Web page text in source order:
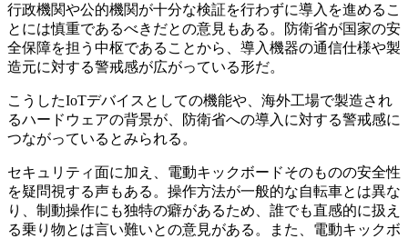
行政機関や公的機関が十分な検証を行わずに導入を進めるこ
とには慎重であるべきだとの意見もある。防衛省が国家の安
全保障を担う中枢であることから、導入機器の通信仕様や製
造元に対する警戒感が広がっている形だ。
こうしたIoTデバイスとしての機能や、海外工場で製造され
るハードウェアの背景が、防衛省への導入に対する警戒感に
つながっているとみられる。
セキュリティ面に加え、電動キックボードそのものの安全性
を疑問視する声もある。操作方法が一般的な自転車とは異な
り、制動操作にも独特の癖があるため、誰でも直感的に扱え
る乗り物とは言い難いとの意見がある。また、電動キックボ